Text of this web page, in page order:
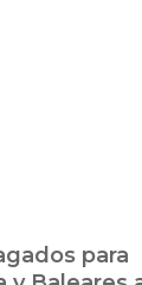
para